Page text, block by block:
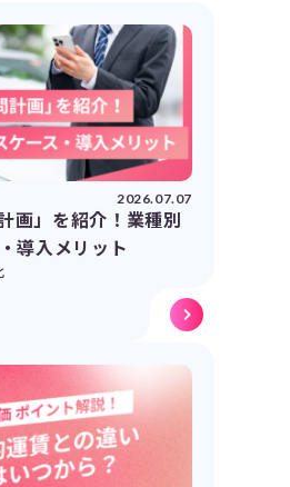
2026.07.07
画」を紹介！業種別
導入メリット